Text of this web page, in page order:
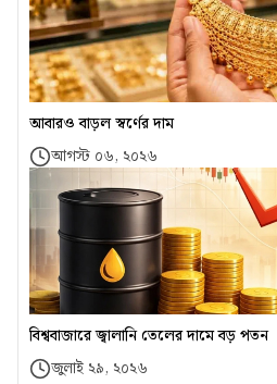
আবারও বাড়ল স্বর্ণের দাম
আগস্ট ০৬, ২০২৬
বিশ্ববাজারে জ্বালানি তেলের দামে বড় পতন
জুলাই ২৯, ২০২৬